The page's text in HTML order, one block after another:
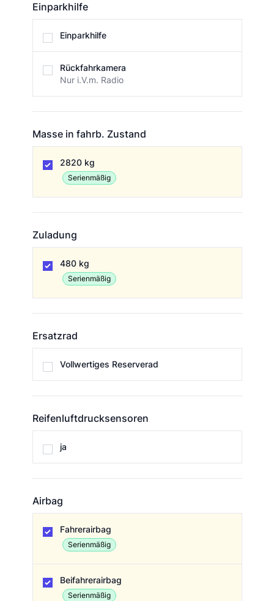
Einparkhilfe
Einparkhilfe
Rückfahrkamera
Nur i.V.m. Radio
Masse in fahrb. Zustand
2820 kg
Serienmäßig
Zuladung
480 kg
Serienmäßig
Ersatzrad
Vollwertiges Reserverad
Reifenluftdrucksensoren
ja
Airbag
Fahrerairbag
Serienmäßig
Beifahrerairbag
Serienmäßig